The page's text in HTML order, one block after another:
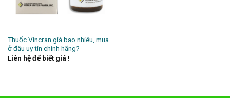
Thuốc Vincran giá bao nhiêu, mua
ở đâu uy tín chính hãng?
Liên hệ để biết giá !